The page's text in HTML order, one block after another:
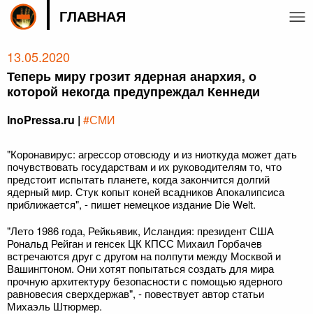
ГЛАВНАЯ
13.05.2020
Теперь миру грозит ядерная анархия, о
которой некогда предупреждал Кеннеди
InoPressa.ru | #СМИ
"Коронавирус: агрессор отовсюду и из ниоткуда может дать
почувствовать государствам и их руководителям то, что
предстоит испытать планете, когда закончится долгий
ядерный мир. Стук копыт коней всадников Апокалипсиса
приближается", - пишет немецкое издание Die Welt.
"Лето 1986 года, Рейкьявик, Исландия: президент США
Рональд Рейган и генсек ЦК КПСС Михаил Горбачев
встречаются друг с другом на полпути между Москвой и
Вашингтоном. Они хотят попытаться создать для мира
прочную архитектуру безопасности с помощью ядерного
равновесия сверхдержав", - повествует автор статьи
Михаэль Штюрмер.